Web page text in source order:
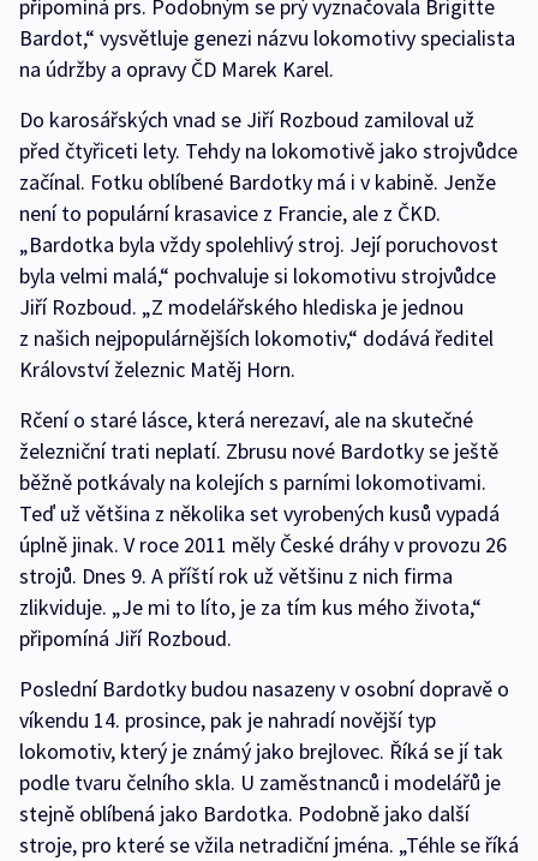
připomíná prs. Podobným se prý vyznačovala Brigitte
Bardot,“ vysvětluje genezi názvu lokomotivy specialista
na údržby a opravy ČD Marek Karel.
Do karosářských vnad se Jiří Rozboud zamiloval už
před čtyřiceti lety. Tehdy na lokomotivě jako strojvůdce
začínal. Fotku oblíbené Bardotky má i v kabině. Jenže
není to populární krasavice z Francie, ale z ČKD.
„Bardotka byla vždy spolehlivý stroj. Její poruchovost
byla velmi malá,“ pochvaluje si lokomotivu strojvůdce
Jiří Rozboud. „Z modelářského hlediska je jednou
z našich nejpopulárnějších lokomotiv,“ dodává ředitel
Království železnic Matěj Horn.
Rčení o staré lásce, která nerezaví, ale na skutečné
železniční trati neplatí. Zbrusu nové Bardotky se ještě
běžně potkávaly na kolejích s parními lokomotivami.
Teď už většina z několika set vyrobených kusů vypadá
úplně jinak. V roce 2011 měly České dráhy v provozu 26
strojů. Dnes 9. A příští rok už většinu z nich firma
zlikviduje. „Je mi to líto, je za tím kus mého života,“
připomíná Jiří Rozboud.
Poslední Bardotky budou nasazeny v osobní dopravě o
víkendu 14. prosince, pak je nahradí novější typ
lokomotiv, který je známý jako brejlovec. Říká se jí tak
podle tvaru čelního skla. U zaměstnanců i modelářů je
stejně oblíbená jako Bardotka. Podobně jako další
stroje, pro které se vžila netradiční jména. „Téhle se říká